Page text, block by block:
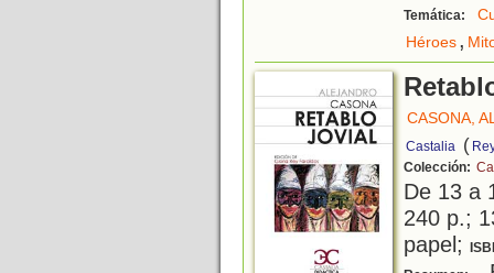
Temática:
Héroes,
CASONA,
Castalia (
Colección:
De 13 a
240 p.;
papel;